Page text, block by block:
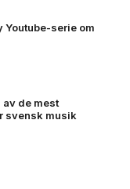
Youtube-serie om
av de mest
svensk musik